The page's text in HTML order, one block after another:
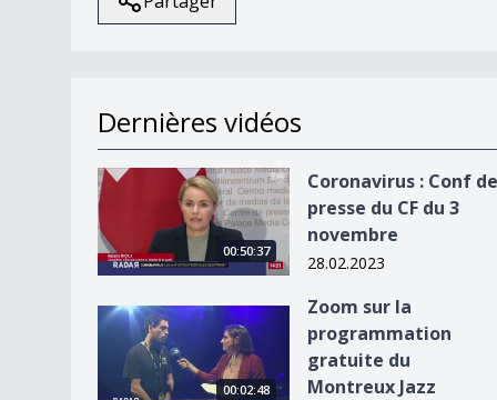
Dernières vidéos
Coronavirus : Conf de presse du CF du 3
00:50:37
Coronavirus : Conf de
presse du CF du 3
novembre
28.02.2023
Zoom sur la programmation gratuite du
00:02:48
Zoom sur la
programmation
gratuite du
Montreux Jazz